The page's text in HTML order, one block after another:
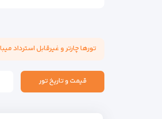
تورها چارتر و غیرقابل استرداد میباشد. پرداخت ۵۰٪ مبلغ تور هنگام عقد قرارداد الزامی میباشد. مسئولیت کنترل پاسپورت بابت
قیمت و تاریخ تور